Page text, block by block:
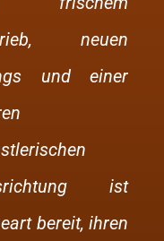
neuen
und einer
ist
bereit, ihren